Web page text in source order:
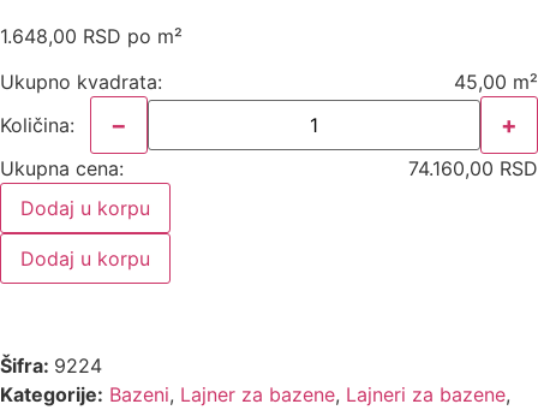
1.648,00 RSD po m²
Ukupno kvadrata:
45,00 m²
Količina:
− +
Ukupna cena:
74.160,00 RSD
Dodaj u korpu
Dodaj u korpu
Šifra: 9224
Kategorije: Bazeni, Lajner za bazene, Lajneri za bazene,